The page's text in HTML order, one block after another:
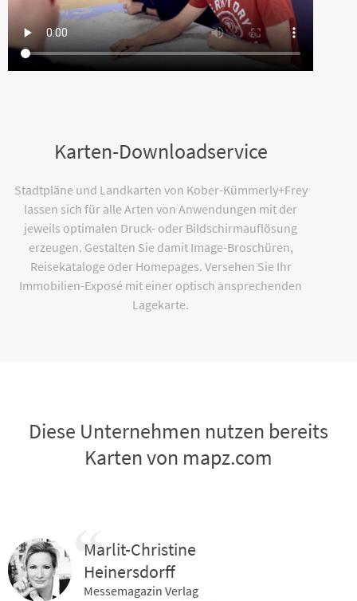
Karten-Downloadservice
Stadtpläne und Landkarten von Kober-Kümmerly+Frey
lassen sich für alle Arten von Anwendungen mit der
jeweils optimalen Druck- oder Bildschirmauflösung
erzeugen. Gestalten Sie damit Image-Broschüren,
Reisekataloge oder Homepages. Versehen Sie Ihr
Immobilien-Exposé mit einer optisch ansprechenden
Lagekarte.
Diese Unternehmen nutzen bereits
Karten von mapz.com
Marlit-Christine
Heinersdorff
Messemagazin Verlag